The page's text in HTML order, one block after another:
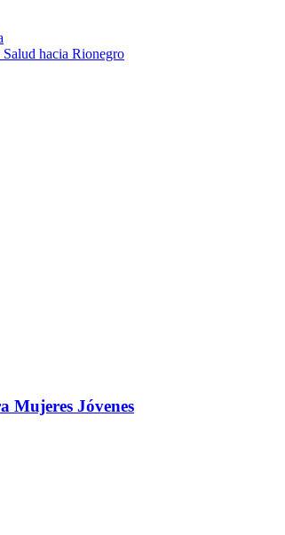
Salud hacia Rionegro
Mujeres Jóvenes